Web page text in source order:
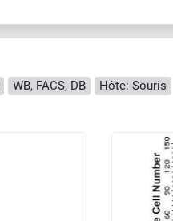
WB, FACS, DB Hôte: Souris